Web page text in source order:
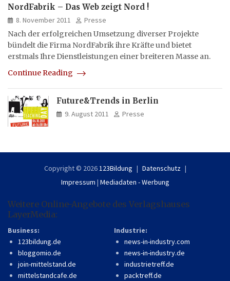
NordFabrik – Das Web zeigt Nord !
8. November 2011
Presse
Nach der erfolgreichen Umsetzung diverser Projekte
bündelt die Firma NordFabrik ihre Kräfte und bietet
erstmals Ihre Dienstleistungen einer breiteren Masse an.
Continue Reading
Future&Trends in Berlin
9. August 2011 Presse
Copyright © 2026123Bildung
Datenschutz
Impressum | Mediadaten - Werbung
Weitere Online-Angebote des Verlagshauses
LayerMedia:
Business:
123bildung.de
bloggomio.de
join-mittelstand.de
mittelstandcafe.de
Industrie:
news-in-industry.com
news-in-industry.de
industrietreff.de
packtreff.de